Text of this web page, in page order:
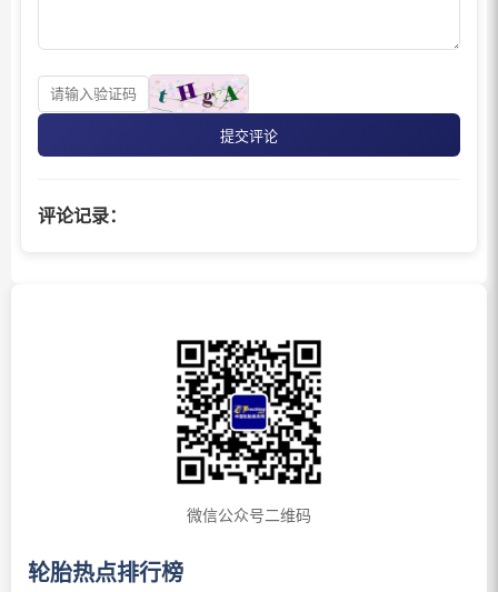
提交评论
评论记录：
微信公众号二维码
轮胎热点排行榜